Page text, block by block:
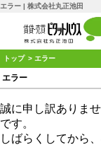
エラー | 株式会社丸正池田
トップ > エラー
エラー
誠に申し訳ありま
です。
しばらくしてから